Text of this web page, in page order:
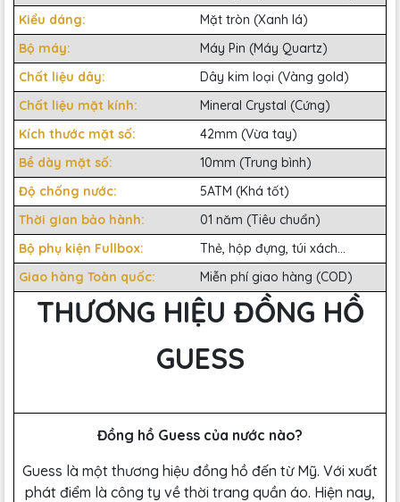
Kiểu dáng:
Mặt tròn (Xanh lá)
Bộ máy:
Máy Pin (Máy Quartz)
Chất liệu dây:
Dây kim loại (Vàng gold)
Chất liệu mặt kính:
Mineral Crystal (Cứng)
Kích thước mặt số:
42mm (Vừa tay)
Bề dày mặt số:
10mm (Trung bình)
Độ chống nước:
5ATM (Khá tốt)
Thời gian bảo hành:
01 năm (Tiêu chuẩn)
Bộ phụ kiện Fullbox:
Thẻ, hộp đựng, túi xách...
Giao hàng Toàn quốc:
Miễn phí giao hàng (COD)
THƯƠNG HIỆU ĐỒNG HỒ
GUESS
Đồng hồ Guess của nước nào?
Guess là một thương hiệu đồng hồ đến từ Mỹ. Với xuất
phát điểm là công ty về thời trang quần áo. Hiện nay,